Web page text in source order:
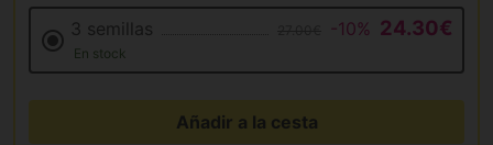
3 semillas -10% 24.30€
En stock
Añadir a la cesta